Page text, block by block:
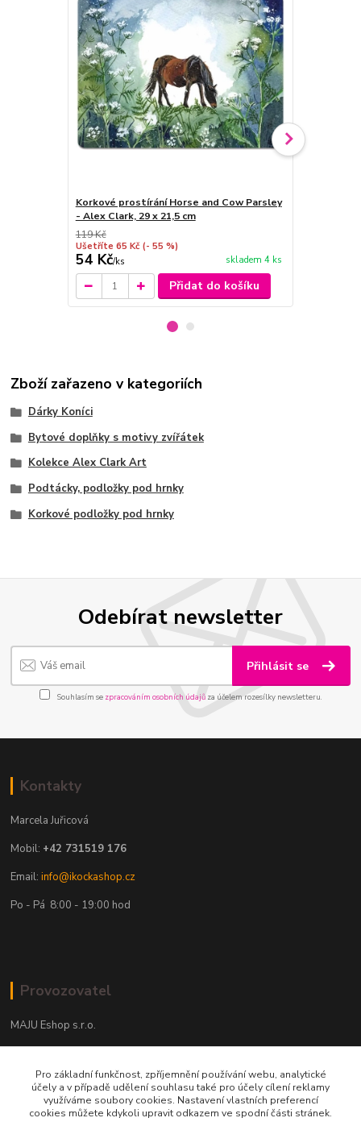
Korkové prostírání Horse and Cow Parsley
- Alex Clark, 29 x 21,5 cm
119 Kč
Ušetříte 65 Kč (- 55 %)
54 Kč/ks skladem 4 ks
Přidat do košíku
Zboží zařazeno v kategoriích
Dárky Koníci
Bytové doplňky s motivy zvířátek
Kolekce Alex Clark Art
Podtácky, podložky pod hrnky
Korkové podložky pod hrnky
Odebírat newsletter
Přihlásit se
Souhlasím se zpracováním osobních údajůza účelem rozesílky newsletteru.
Kontakty
Marcela Juřicová
Mobil: +42 731519 176
Email:info@ikockashop.cz
Po - Pá 8:00 - 19:00 hod
Provozovatel
MAJU Eshop s.r.o.
702 00 Ostrava
IČ: 09674799
Pro základní funkčnost, zpříjemnění používání webu, analytické
účely a v případě udělení souhlasu také pro účely cílení reklamy
využíváme soubory cookies. Nastavení vlastních preferencí
cookies můžete kdykoli upravit odkazem ve spodní části stránek.